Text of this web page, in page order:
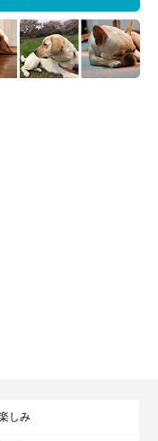
しみ